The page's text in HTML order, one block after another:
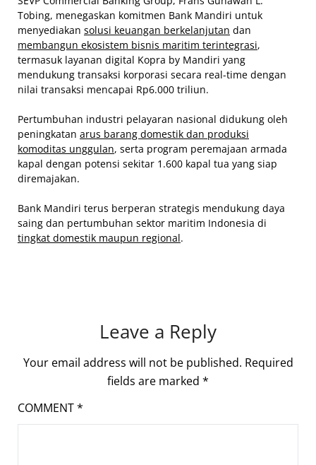
Tobing, menegaskan komitmen Bank Mandiri untuk
menyediakan solusi keuangan berkelanjutan dan
membangun ekosistem bisnis maritim terintegrasi,
termasuk layanan digital Kopra by Mandiri yang
mendukung transaksi korporasi secara real-time dengan
nilai transaksi mencapai Rp6.000 triliun.
Pertumbuhan industri pelayaran nasional didukung oleh
peningkatan arus barang domestik dan produksi
komoditas unggulan, serta program peremajaan armada
kapal dengan potensi sekitar 1.600 kapal tua yang siap
diremajakan.
Bank Mandiri terus berperan strategis mendukung daya
saing dan pertumbuhan sektor maritim Indonesia di
tingkat domestik maupun regional.
Leave a Reply
Your email address will not be published. Required
fields are marked *
COMMENT*